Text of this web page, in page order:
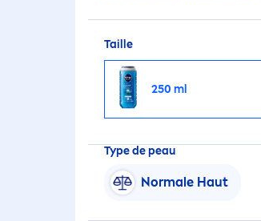
Taille
250 ml
Type de peau
Normale Haut